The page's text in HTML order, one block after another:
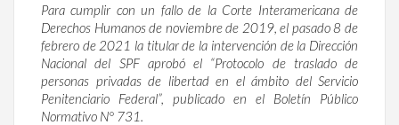
Para cumplir con un fallo de la Corte Interamericana de
Derechos Humanos de noviembre de 2019, el pasado 8 de
febrero de 2021 la titular de la intervención de la Dirección
Nacional del SPF aprobó el “Protocolo de traslado de
personas privadas de libertad en el ámbito del Servicio
Penitenciario Federal”, publicado en el Boletín Público
Normativo N° 731.